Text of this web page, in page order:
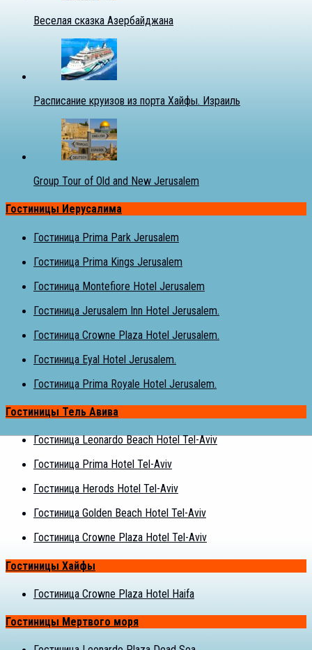
Веселая сказка Азербайджана
Расписание круизов из порта Хайфы. Израиль
Group Tour of Old and New Jerusalem
Гостиницы Иерусалима
Гостиница Prima Park Jerusalem
Гостиница Prima Kings Jerusalem
Гостиница Montefiore Hotel Jerusalem
Гостиница Jerusalem Inn Hotel Jerusalem.
Гостиница Crowne Plaza Hotel Jerusalem.
Гостиница Eyal Hotel Jerusalem.
Гостиница Prima Royale Hotel Jerusalem.
Гостиницы Тель Авива
Гостиница Leonardo Beach Hotel Tel-Aviv
Гостиница Prima Hotel Tel-Aviv
Гостиница Herods Hotel Tel-Aviv
Гостиница Golden Beach Hotel Tel-Aviv
Гостиница Crowne Plaza Hotel Tel-Aviv
Гостиницы Хайфы
Гостиница Crowne Plaza Hotel Haifa
Гостиницы Мертвого моря